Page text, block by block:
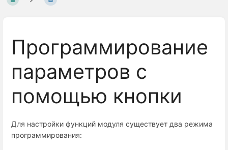
Программирование
параметров с
помощью кнопки
Для настройки функций модуля существует два режима
программирования: